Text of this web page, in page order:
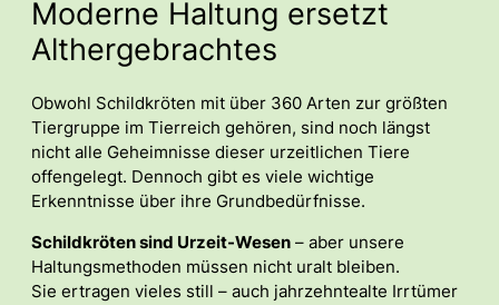
Moderne Haltung ersetzt
Althergebrachtes
Obwohl Schildkröten mit über 360 Arten zur größten
Tiergruppe im Tierreich gehören, sind noch längst
nicht alle Geheimnisse dieser urzeitlichen Tiere
offengelegt. Dennoch gibt es viele wichtige
Erkenntnisse über ihre Grundbedürfnisse.
Schildkröten sind Urzeit-Wesen – aber unsere
Haltungsmethoden müssen nicht uralt bleiben.
Sie ertragen vieles still – auch jahrzehntealte Irrtümer